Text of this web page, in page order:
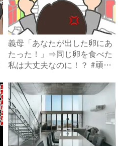
義母「あなたが出した卵にあ
たった！」⇒同じ卵を食べた
私は大丈夫なのに！？ #頑